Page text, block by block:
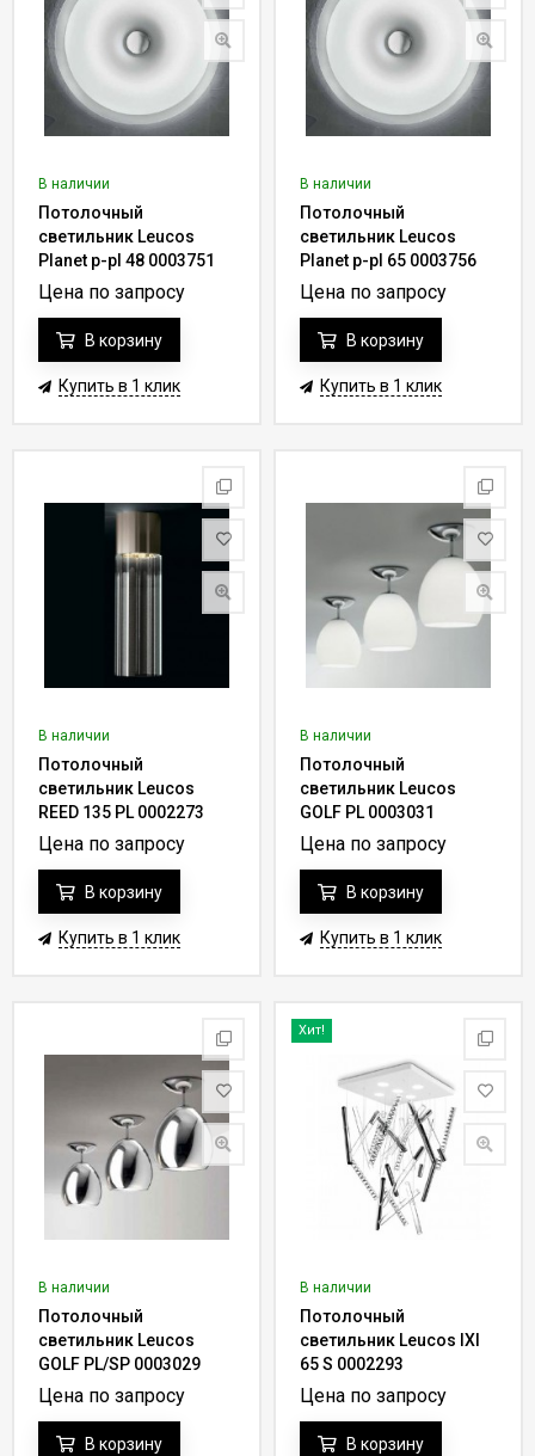
В наличии
Потолочный
светильник Leucos
Planet p-pl 48 0003751
Цена по запросу
В корзину
Купить в 1 клик
В наличии
Потолочный
светильник Leucos
Planet p-pl 65 0003756
Цена по запросу
В корзину
Купить в 1 клик
В наличии
Потолочный
светильник Leucos
REED 135 PL 0002273
Цена по запросу
В корзину
Купить в 1 клик
В наличии
Потолочный
светильник Leucos
GOLF PL 0003031
Цена по запросу
В корзину
Купить в 1 клик
В наличии
Потолочный
светильник Leucos
GOLF PL/SP 0003029
Цена по запросу
В корзину
Хит!
В наличии
Потолочный
светильник Leucos IXI
65 S 0002293
Цена по запросу
В корзину